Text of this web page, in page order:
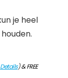
je heel
Details)&FREE